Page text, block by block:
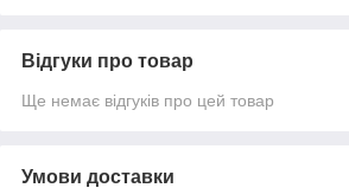
Відгуки про товар
Ще немає відгуків про цей товар
Умови доставки